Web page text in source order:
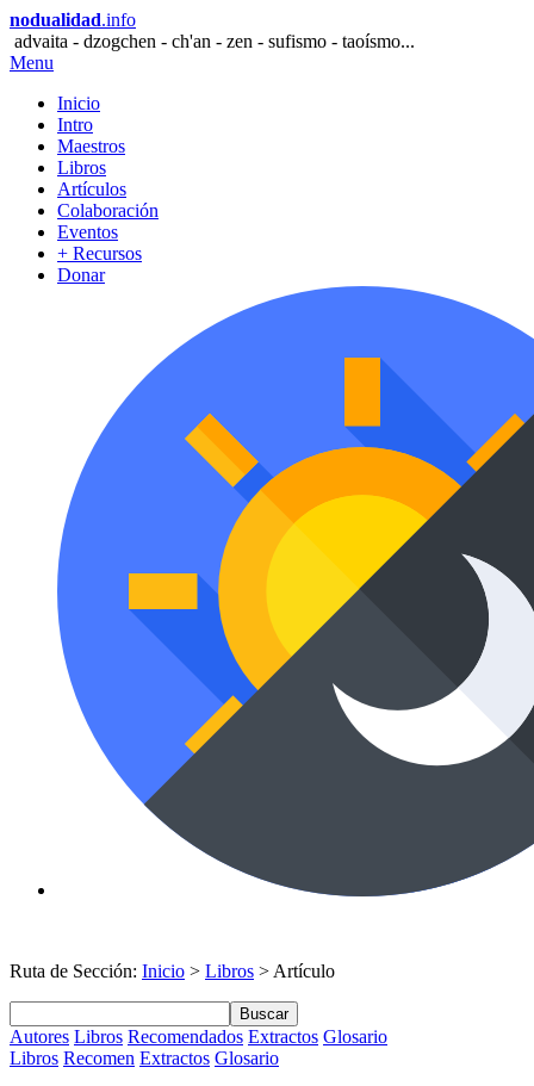
nodualidad.info
advaita - dzogchen - ch'an - zen - sufismo - taoísmo...
Menu
Inicio
Intro
Maestros
Libros
Artículos
Colaboración
Eventos
+ Recursos
Donar
Ruta de Sección: Inicio > Libros > Artículo
Buscar
Autores Libros Recomendados Extractos Glosario
Libros Recomen Extractos Glosario